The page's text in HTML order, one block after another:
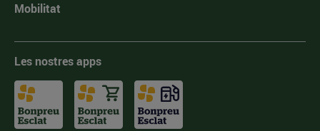
Mobilitat
Les nostres apps